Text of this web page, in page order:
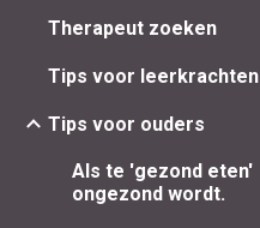
Therapeut zoeken
Tips voor leerkrachten
Tips voor ouders
Als te 'gezond eten'
ongezond wordt.